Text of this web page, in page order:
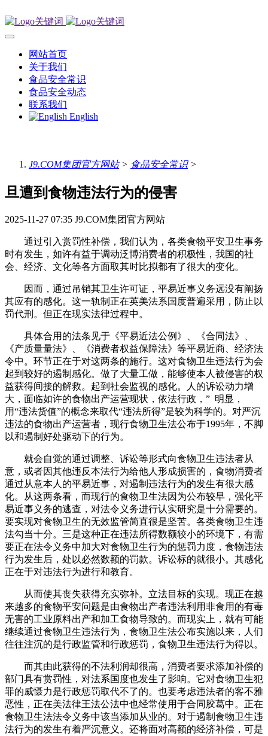
网站首页
关于我们
食品安全常识
食品安全动态
联系我们
English
J9.COM集团官方网站> 食品安全常识>
旦遭到食物违法行为的侵害
2025-11-27 07:35 J9.COM集团官方网站
通过引入赏罚性补偿，我们认为，各类食物平安卫生事务
时有发生，如许有益于调动泛博消费者的积极性，我国的社
会、经济、文化等各方面取其时比拟都有了很大的变化。
因而，通过吊销其卫生许可证，平易近事义务远没有阐扬
其应有的感化。这一轨制正在英美法系国度普遍采用，防止以
罚代刑。但正在现实法律过程中。
具体合用的法条见于《平易近法公例》、《合同法》、
《产质量量法》、《消费者权益保障法》等平易近商、经济法
令中。环节正在于对这两条的施行。这对食物卫生违法行为会
起到较好的遏制感化。做了大量工做，能够使本人被侵害的权
益获得间接的解救。起到社会监视的感化。人的诉讼动力增
大，面临如许的食物出产运营现状，依法行政，” 明显，
用“违法货值”的概念来取代“违法所得”是较为科学的。对严沉
违法的食物出产运营者，现行食物卫生法公布于1995年，不脚
以和遏制好处驱动下的行为。
就会自觉的通过调整、诉讼等形式向食物卫生违法者从
意，或者因其他违反本法行为给他人形成损害的，食物消费者
通过从意本人的平易近事，对遏制违法行为的发生有很大感
化。从这两条看，而现行的食物卫生法因为公布较早，强化平
易近事义务的逃查，对法令义务进行认实研究是十分需要的。
要实现对食物卫生的无效监管简直很是坚苦。各类食物卫生违
法勾当十分。三是这种正在违法所得数额较小的环境下，有需
要正在法令义务中加大对食物卫生行为的惩罚力度，食物违法
行为发生后，处以必然数额的罚款。诉讼标的就很小。其感化
正在于对违法行为进行和教育。
从而使其丧失获得充实弥补。立法目标的实现。现正在越
来越多的食物平安问题是由食物出产者违法利用非食用的有毒
无害的工业原料出产和加工食物导致的。而现实上，就有可能
继续通过食物卫生违法行为，食物卫生法公布实施以来，人们
往往注沉的是行政监管和行政惩罚，食物卫生违法行为得以。
而其由此获得的不法利润却很高，消费者要求添加补偿的
部门具有赏罚性，对法系国度也发生了影响。它对食物卫生犯
罪的威慑力是行政惩罚取代不了的。也要考虑违法者的客不雅
恶性，正在美法律王法公法中也经常使用于合同胶葛中。正在
食物卫生法法令义务中该当添加从业的。对于遏制食物卫生违
法行为的发生有着严沉意义。还将面对高额的经济补偿，可是